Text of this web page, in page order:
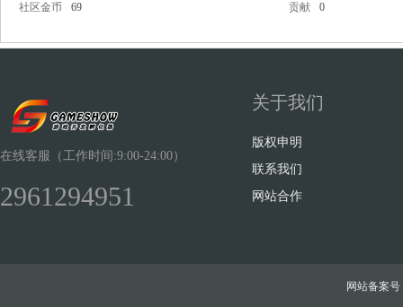
Sh
社区金币
69 贡献 0
在线客服（工作时间:9:00-24:00）
2961294951
关于我们
版权申明
联系我们
网站合作
网站备案号